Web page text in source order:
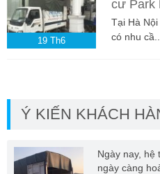
19 Th6
cư Park
Tại Hà
có nhu cầ...
Ý KIẾN KHÁCH
Ngày nay, hệ
ngày càng